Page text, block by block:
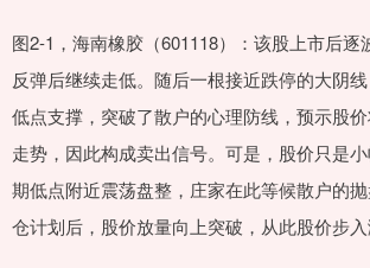
图2-1，海南橡胶（601118）：该股上市后逐
反弹后继续走低。随后一根接近跌停的大阴
低点支撑，突破了散户的心理防线，预示股
走势，因此构成卖出信号。可是，股价只是
期低点附近震荡盘整，庄家在此等候散户的
仓计划后，股价放量向上突破，从此股价步入